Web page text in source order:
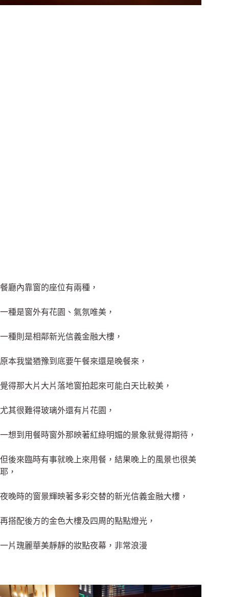
餐廳內靠窗的座位有兩種，
一種是窗外有花園、氣氛唯美，
一種則是相鄰新光信義金融大樓，
原本我蠻猶豫到底要午餐來還是晚餐來，
覺得那大片大片落地窗拍起來可能白天比較美，
尤其很難得玻璃外還有片花園，
一想到用餐時窗外那映著紅綠明媚的景象就覺得期待，
但後來臨時有事就晚上來用餐， 結果晚上的風景也很美
耶，
夜晚時的窗景輝映著多彩交替的新光信義金融大樓，
再搭配後方的金色大樓及四周的點點燈光，
一片瑰麗華美靜靜的妝點夜幕，非常浪漫